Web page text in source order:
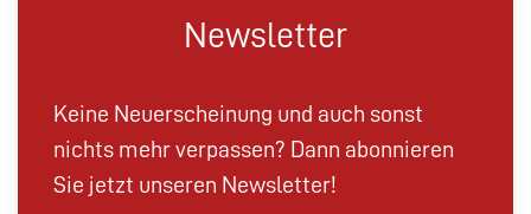
Newsletter
Keine Neuerscheinung und auch sonst
nichts mehr verpassen? Dann abonnieren
Sie jetzt unseren Newsletter!